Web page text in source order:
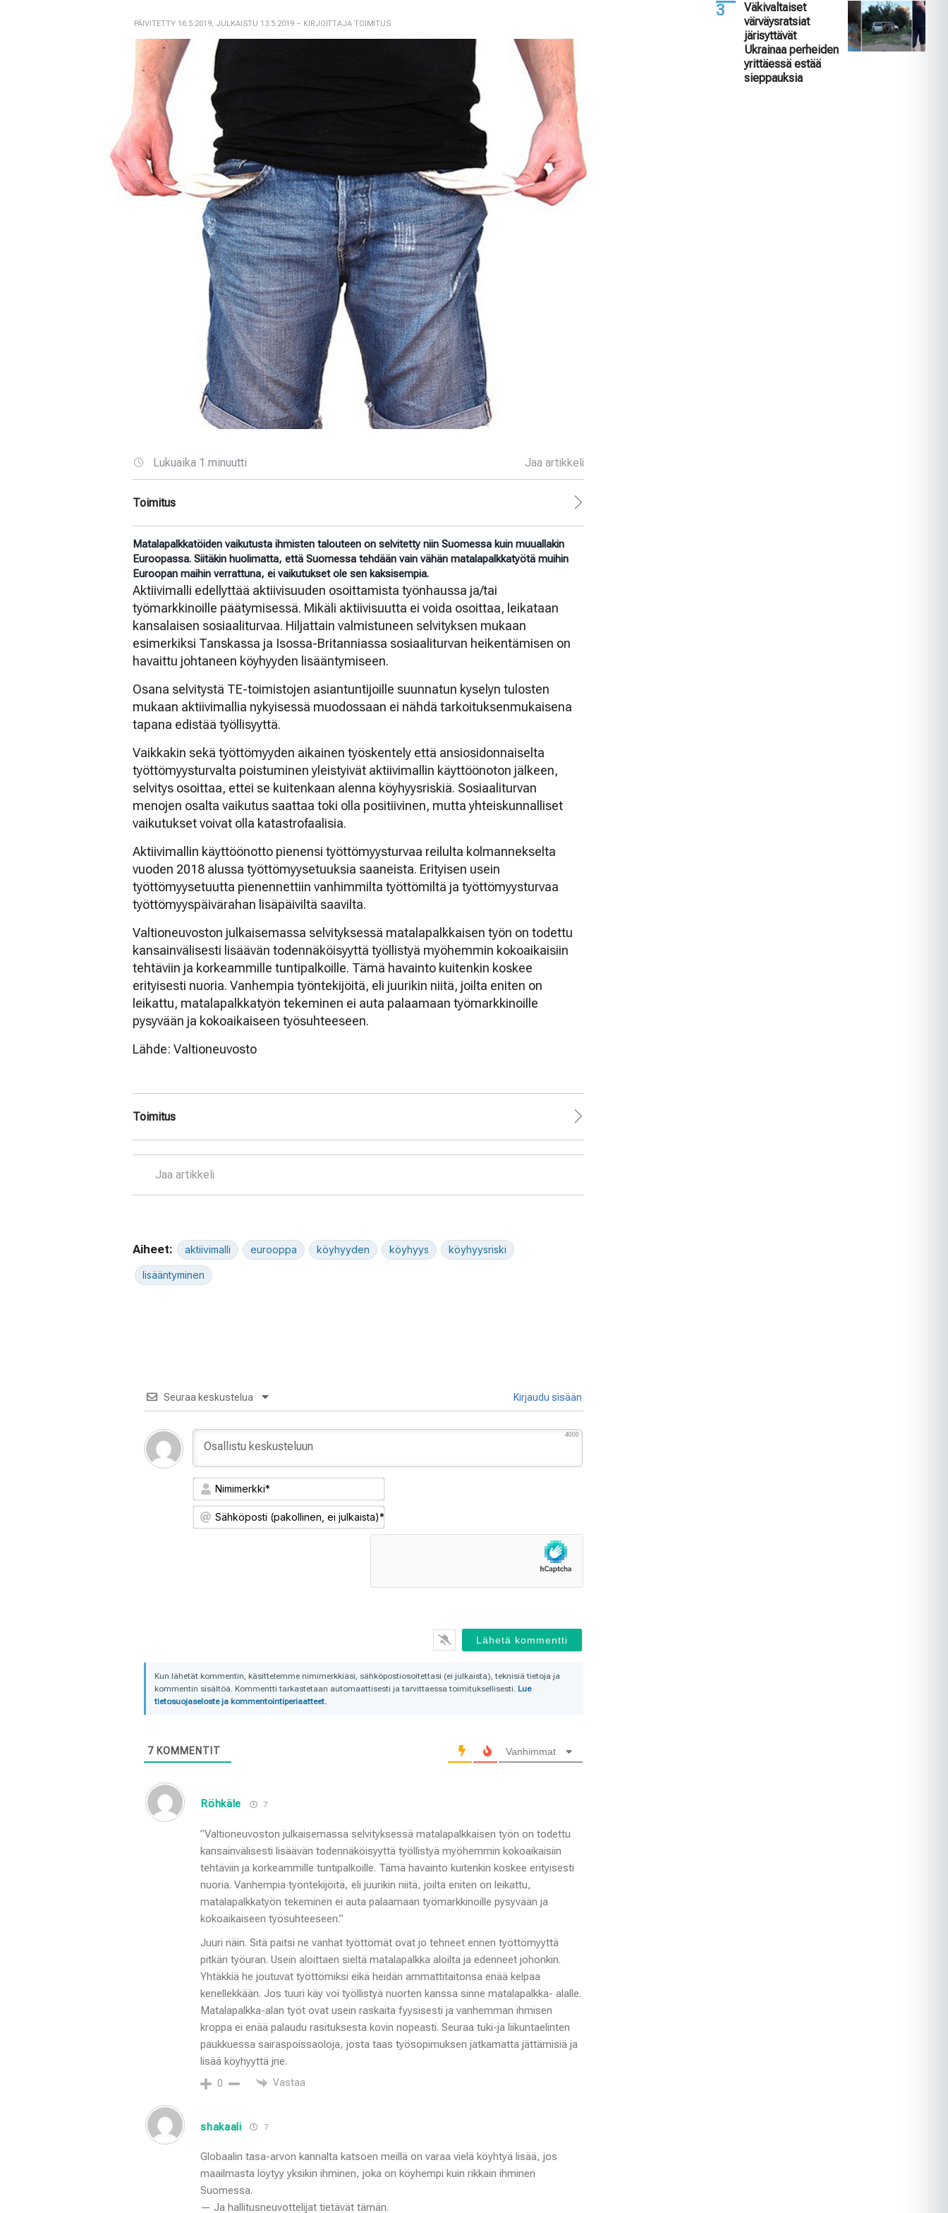
PÄIVITETTY 16.5.2019 JULKAISTU 13.5.2019 – KIRJOITTAJA TOIMITUS
Lukuaika 1 minuutti Jaa artikkeli
Toimitus
Matalapalkkatöiden vaikutusta ihmisten talouteen on selvitetty niin Suomessa kuin muuallakin
Euroopassa. Siitäkin huolimatta, että Suomessa tehdään vain vähän matalapalkkatyötä muihin
Euroopan maihin verrattuna, ei vaikutukset ole sen kaksisempia.
Aktiivimalli edellyttää aktiivisuuden osoittamista työnhaussa ja/tai
työmarkkinoille päätymisessä. Mikäli aktiivisuutta ei voida osoittaa, leikataan
kansalaisen sosiaaliturvaa. Hiljattain valmistuneen selvityksen mukaan
esimerkiksi Tanskassa ja Isossa-Britanniassa sosiaaliturvan heikentämisen on
havaittu johtaneen köyhyyden lisääntymiseen.
Osana selvitystä TE-toimistojen asiantuntijoille suunnatun kyselyn tulosten
mukaan aktiivimallia nykyisessä muodossaan ei nähdä tarkoituksenmukaisena
tapana edistää työllisyyttä.
Vaikkakin sekä työttömyyden aikainen työskentely että ansiosidonnaiselta
työttömyysturvalta poistuminen yleistyivät aktiivimallin käyttöönoton jälkeen,
selvitys osoittaa, ettei se kuitenkaan alenna köyhyysriskiä. Sosiaaliturvan
menojen osalta vaikutus saattaa toki olla positiivinen, mutta yhteiskunnalliset
vaikutukset voivat olla katastrofaalisia.
Aktiivimallin käyttöönotto pienensi työttömyysturvaa reilulta kolmannekselta
vuoden 2018 alussa työttömyysetuuksia saaneista. Erityisen usein
työttömyysetuutta pienennettiin vanhimmilta työttömiltä ja työttömyysturvaa
työttömyyspäivärahan lisäpäiviltä saavilta.
Valtioneuvoston julkaisemassa selvityksessä matalapalkkaisen työn on todettu
kansainvälisesti lisäävän todennäköisyyttä työllistyä myöhemmin kokoaikaisiin
tehtäviin ja korkeammille tuntipalkoille. Tämä havainto kuitenkin koskee
erityisesti nuoria. Vanhempia työntekijöitä, eli juurikin niitä, joilta eniten on
leikattu, matalapalkkatyön tekeminen ei auta palaamaan työmarkkinoille
pysyvään ja kokoaikaiseen työsuhteeseen.
Lähde: Valtioneuvosto
Toimitus
Jaa artikkeli
Aiheet: aktiivimalli eurooppa köyhyyden köyhyys köyhyysriski
lisääntyminen
Seuraa keskustelua Kirjaudu sisään
4000
Nimimerkki*
Sähköposti
(pakollinen,
Kun lähetät kommentin, käsittelemme nimimerkkiäsi, sähköpostiosoitettasi (ei julkaista), teknisiä tietoja ja
kommentin sisältöä. Kommentti tarkastetaan automaattisesti ja tarvittaessa toimituksellisesti.Lue
tietosuojaseloste ja kommentointiperiaatteet.
7 KOMMENTIT Vanhimmat
Röhkäle 7
”Valtioneuvoston julkaisemassa selvityksessä matalapalkkaisen työn on todettu
kansainvälisesti lisäävän todennäköisyyttä työllistyä myöhemmin kokoaikaisiin
tehtäviin ja korkeammille tuntipalkoille. Tämä havainto kuitenkin koskee erityisesti
nuoria. Vanhempia työntekijöitä, eli juurikin niitä, joilta eniten on leikattu,
matalapalkkatyön tekeminen ei auta palaamaan työmarkkinoille pysyvään ja
kokoaikaiseen työsuhteeseen.”
Juuri näin. Sitä paitsi ne vanhat työttömät ovat jo tehneet ennen työttömyyttä
pitkän työuran. Usein aloittaen sieltä matalapalkka aloilta ja edenneet johonkin.
Yhtäkkiä he joutuvat työttömiksi eikä heidän ammattitaitonsa enää kelpaa
kenellekkään. Jos tuuri käy voi työllistyä nuorten kanssa sinne matalapalkka- alalle.
Matalapalkka-alan työt ovat usein raskaita fyysisesti ja vanhemman ihmisen
kroppa ei enää palaudu rasituksesta kovin nopeasti. Seuraa tuki-ja liikuntaelinten
paukkuessa sairaspoissaoloja, josta taas työsopimuksen jatkamatta jättämisiä ja
lisää köyhyyttä jne.
0 Vastaa
shakaali 7
Globaalin tasa-arvon kannalta katsoen meillä on varaa vielä köyhtyä lisää, jos
maailmasta löytyy yksikin ihminen, joka on köyhempi kuin rikkain ihminen
Suomessa.
— Ja hallitusneuvottelijat tietävät tämän.
Väkivaltaiset
värväysratsiat
järisyttävät
Ukrainaa perheiden
yrittäessä estää
sieppauksia